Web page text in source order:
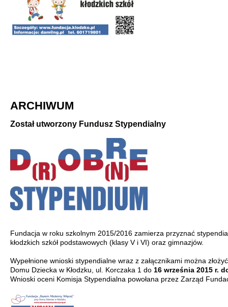
ARCHIWUM
Został utworzony Fundusz Stypendialny
Fundacja w roku szkolnym 2015/2016 zamierza przyznać
kłodzkich szkół podstawowych (klasy V i VI) oraz gimnazjów.
Wypełnione wnioski stypendialne wraz z załącznikami można
Domu Dziecka w Kłodzku, ul. Korczaka 1 do 16 września 2015 r.
Wnioski oceni Komisja Stypendialna powołana przez Zarząd